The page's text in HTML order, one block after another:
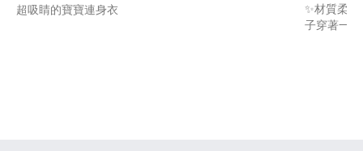
超吸睛的寶寶連身衣
✨材質柔
子穿著一